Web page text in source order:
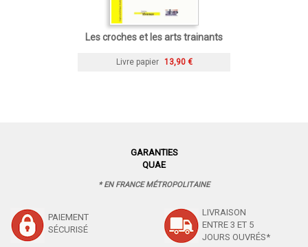
Les croches et les arts trainants
Livre papier 13,90 €
GARANTIES
QUAE
* EN FRANCE MÉTROPOLITAINE
PAIEMENT
SÉCURISÉ
LIVRAISON
ENTRE 3 ET 5
JOURS OUVRÉS*